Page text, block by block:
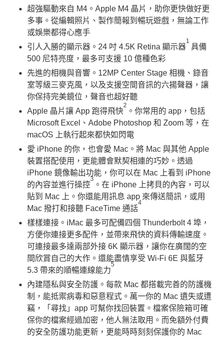
超強驅動來自 M4。Apple M4 晶片，助你更快做好更
多事。從編輯照片、製作簡報到暢玩遊戲，無論工作
或娛樂都得心應手
引人入勝的顯示器。24 吋 4.5K Retina 顯示器
1
具備
500 尼特亮度，最多可支援 10 億種色彩
先進的相機與音響。12MP Center Stage 相機、錄音
室等級三麥克風，以及支援空間音訊的六揚聲器，讓
你保持完美鏡位，聲音也超好聽
Apple 晶片讓 App 跑得飛快
2
。你常用的 app，包括
Microsoft Excel、Adobe Photoshop 和 Zoom 等，在
macOS 上執行起來都快如閃電
愛 iPhone 的你，也會愛 Mac。將 Mac 與其他 Apple
裝置搭配使用，更能體會默契相連的巧妙。透過
iPhone 鏡像輸出功能，你可以在 Mac 上看到 iPhone
的內容並進行操控
3
。在 iPhone 上拷貝的內容，可以
貼到 Mac 上。你還能用訊息 app 來傳送簡訊，或用
Mac 撥打和接聽 FaceTime 通話
4
樣樣連接。iMac 最多可配備四個 Thunderbolt 4 埠，
方便你連接更多配件，並帶來飛快的資料傳輸速度。
可連接最多達兩部外接 6K 顯示器，讓你在廣闊的空
間欣賞自己的大作。還能盡情享受 Wi-Fi 6E 與藍牙
5.3 帶來的順暢連線能力
5
內建隱私與安全防護。每款 Mac 都搭載完善的防護機
制，能抵禦病毒和惡意程式。萬一你的 Mac 遺失或遭
竊，「尋找」app 可幫你找回裝置。檔案保險箱可確
保你的檔案經過加密，他人無法取用。而免額外付費
的安全防護功能更新，更能時時刻刻保護你的 Mac